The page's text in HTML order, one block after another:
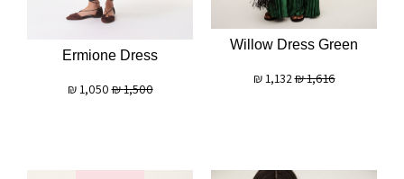
Willow Dress Green
1,616
₪
1,132
₪
Ermione Dress
1,500
₪
1,050
₪